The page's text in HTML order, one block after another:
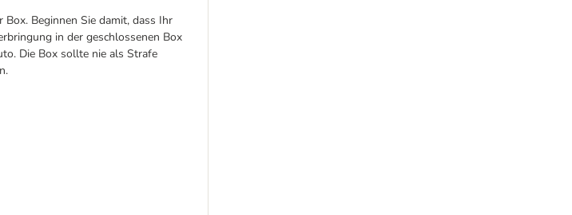
Beginnen Sie damit, dass Ihr
in der geschlossenen Box
Die Box sollte nie als Strafe